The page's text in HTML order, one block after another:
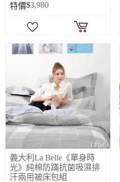
特價$3,980
義大利La Belle《單身時
光》純棉防蹣抗菌吸濕排
汗兩用被床包組